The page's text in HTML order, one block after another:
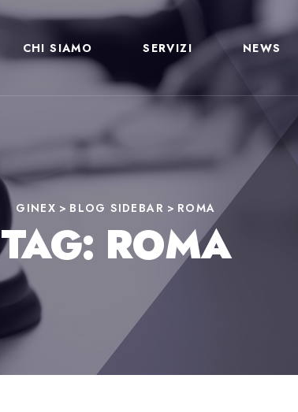
CHI SIAMO SERVIZI NEWS
GINEX > BLOG SIDEBAR > ROMA
TAG: ROMA